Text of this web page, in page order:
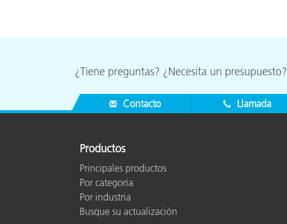
¿Tiene preguntas? ¿Necesita un presupuesto?
Contacto Llamada
Productos
Principales productos
Por categoría
Por industria
Busque su actualización